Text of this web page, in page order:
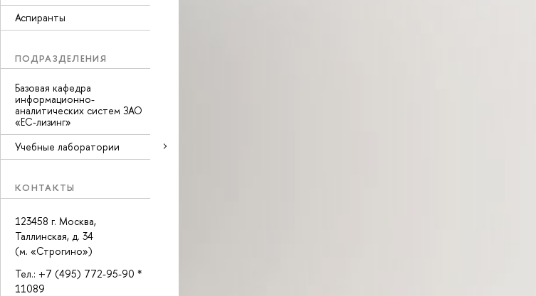
Аспиранты
ПОДРАЗДЕЛЕНИЯ
Базовая кафедра
информационно-
аналитических систем ЗАО
«ЕС-лизинг»
Учебные лаборатории
КОНТАКТЫ
123458 г. Москва,
Таллинская, д. 34
(м. «Строгино»)
Тел.: +7 (495) 772-95-90 *
11089